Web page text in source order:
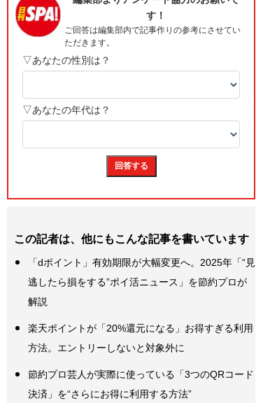
この記者は、他にもこんな記事を書いています
「dポイント」有効期限が大幅変更へ。2025年「“見
逃したら損をする”ポイ活ニュース」を節約プロが
解説
楽天ポイントが「20%還元になる」お得すぎる利用
方法。エントリーしないと対象外に
節約プロ芸人が実際に使っている「3つのQRコード
決済」を“さらにお得に利用する方法”